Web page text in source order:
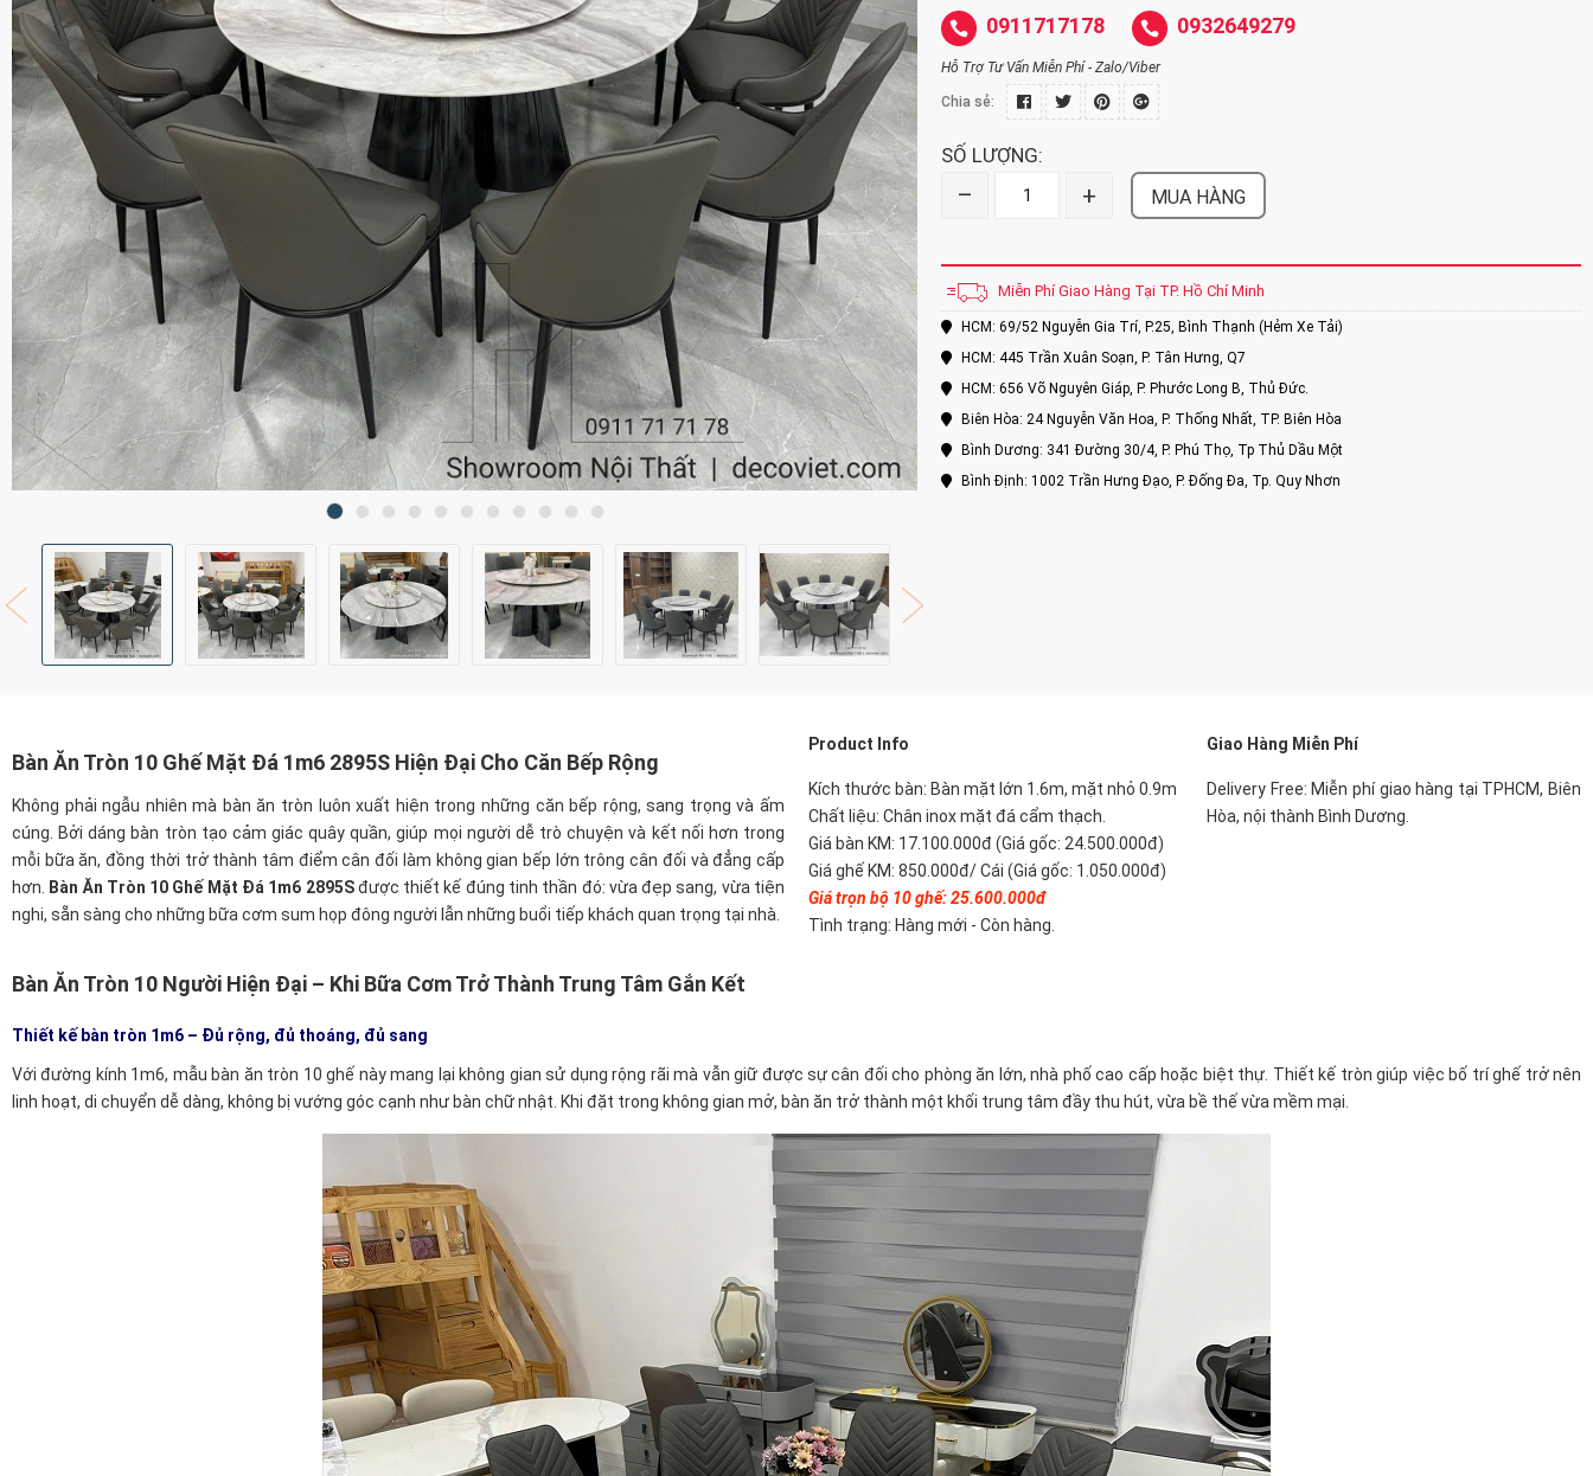
0911717178 0932649279
Hỗ Trợ Tư Vấn Miễn Phí - Zalo/Viber
Chia sẻ:
SỐ LƯỢNG:
– + MUA HÀNG
Miễn Phí Giao Hàng Tại TP. Hồ Chí Minh
HCM: 69/52 Nguyễn Gia Trí, P.25, Bình Thạnh (Hẻm Xe Tải)
HCM: 445 Trần Xuân Soạn, P. Tân Hưng, Q7
HCM: 656 Võ Nguyên Giáp, P. Phước Long B, Thủ Đức.
Biên Hòa: 24 Nguyễn Văn Hoa, P. Thống Nhất, TP. Biên Hòa
Bình Dương: 341 Đường 30/4, P. Phú Thọ, Tp Thủ Dầu Một
Bình Định: 1002 Trần Hưng Đạo, P. Đống Đa, Tp. Quy Nhơn
Bàn Ăn Tròn 10 Ghế Mặt Đá 1m6 2895S Hiện Đại Cho Căn Bếp Rộng
Không phải ngẫu nhiên mà bàn ăn tròn luôn xuất hiện trong những căn bếp rộng, sang trọng và ấm
cúng. Bởi dáng bàn tròn tạo cảm giác quây quần, giúp mọi người dễ trò chuyện và kết nối hơn trong
mỗi bữa ăn, đồng thời trở thành tâm điểm cân đối làm không gian bếp lớn trông cân đối và đẳng cấp
hơn.
Bàn Ăn Tròn 10 Ghế Mặt Đá 1m6 2895Sđược thiết kế đúng tinh thần đó: vừa đẹp sang, vừa tiện
nghi, sẵn sàng cho những bữa cơm sum họp đông người lẫn những buổi tiếp khách quan trọng tại nhà.
Product Info
Kích thước bàn: Bàn mặt lớn 1.6m, mặt nhỏ 0.9m
Chất liệu: Chân inox mặt đá cẩm thạch.
Giá bàn KM: 17.100.000đ (Giá gốc: 24.500.000đ)
Giá ghế KM: 850.000đ/ Cái (Giá gốc: 1.050.000đ)
Giá trọn bộ 10 ghế: 25.600.000đ
Tình trạng: Hàng mới - Còn hàng.
Giao Hàng Miễn Phí
Delivery Free: Miễn phí giao hàng tại TPHCM, Biên
Hòa, nội thành Bình Dương.
Bàn Ăn Tròn 10 Người Hiện Đại – Khi Bữa Cơm Trở Thành Trung Tâm Gắn Kết
Thiết kế bàn tròn 1m6 – Đủ rộng, đủ thoáng, đủ sang
Với đường kính 1m6, mẫu bàn ăn tròn 10 ghế này mang lại không gian sử dụng rộng rãi mà vẫn giữ được sự cân đối cho phòng ăn lớn, nhà phố cao cấp hoặc biệt thự. Thiết kế tròn giúp việc bố trí ghế trở nên
linh hoạt, di chuyển dễ dàng, không bị vướng góc cạnh như bàn chữ nhật. Khi đặt trong không gian mở, bàn ăn trở thành một khối trung tâm đầy thu hút, vừa bề thế vừa mềm mại.